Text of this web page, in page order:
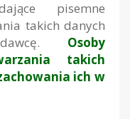
pisemne
takich danych
Osoby
takich
ich w